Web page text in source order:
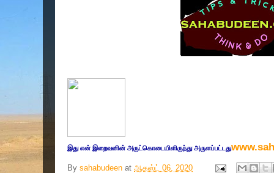
இது என் இறைவனின் அருட்கொடையிளிருந்து அருளப்பட்டது
By sahabudeen at ஆகஸ்ட் 06, 2020